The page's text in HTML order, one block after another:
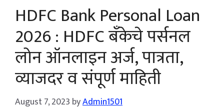
HDFC Bank Personal Loan
2026 : HDFC बँकेचे पर्सनल
लोन ऑनलाइन अर्ज, पात्रता,
व्याजदर व संपूर्ण माहिती
August 7, 2023 byAdmin1501